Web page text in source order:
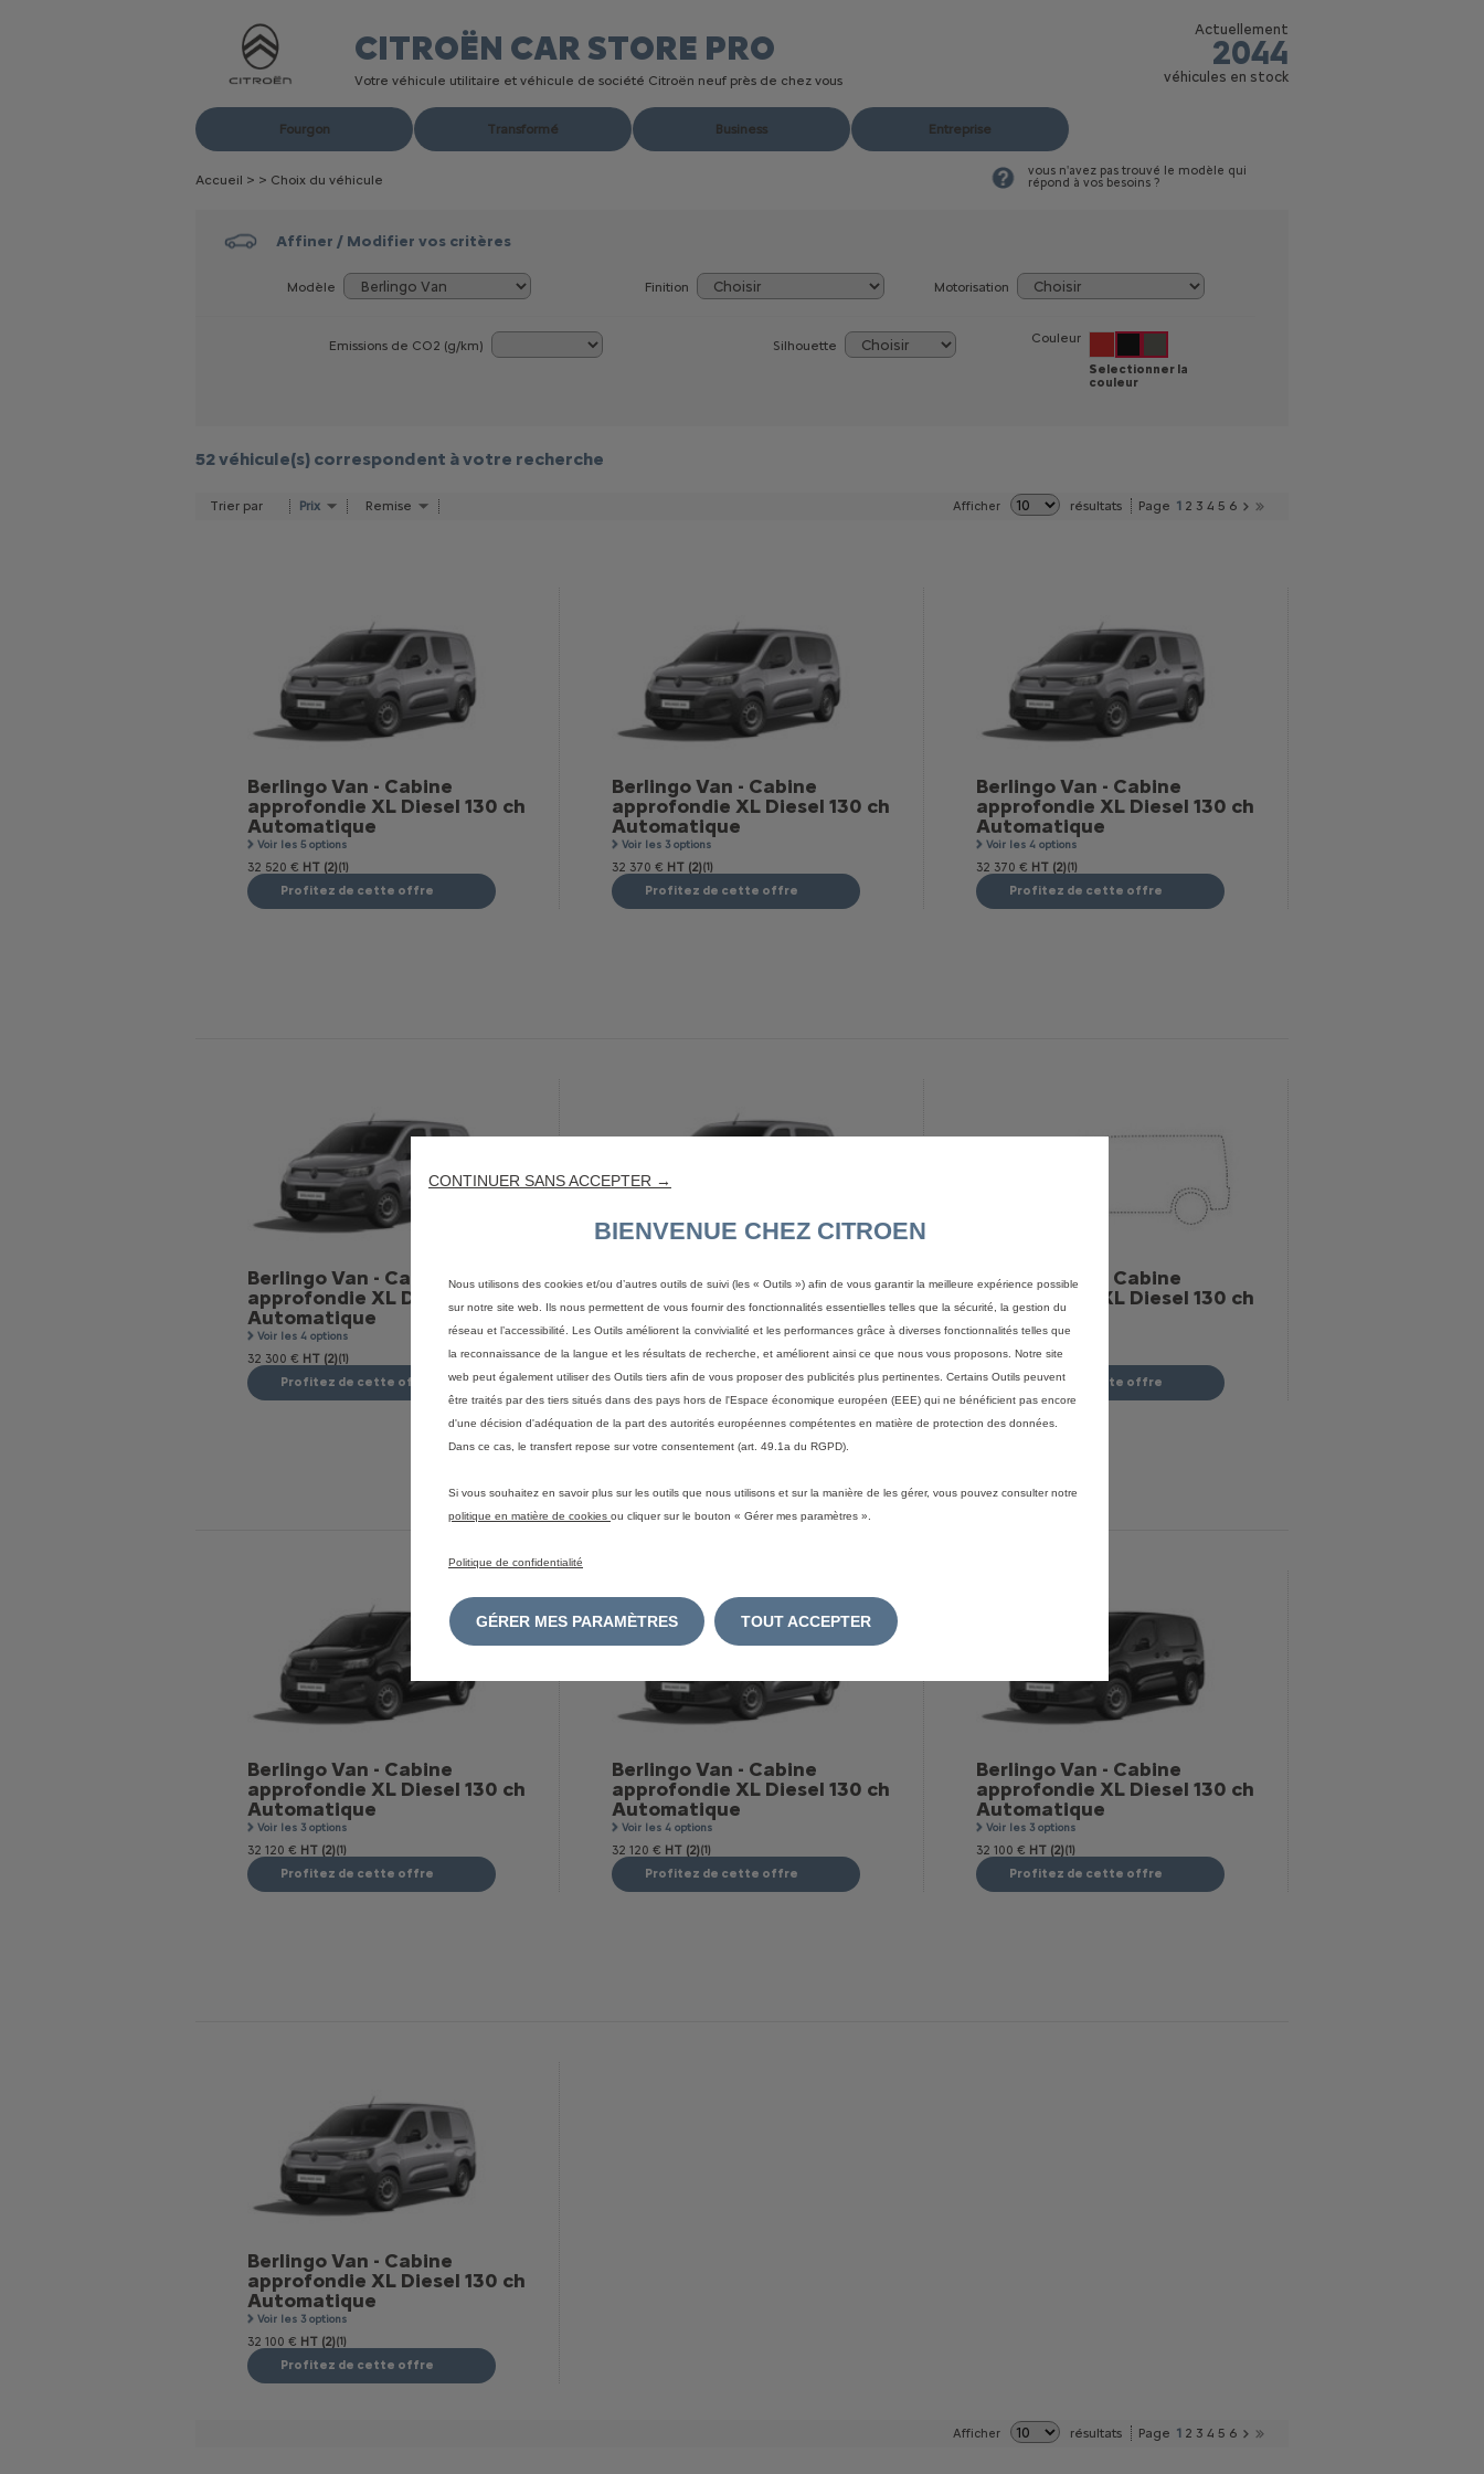
CITROËN CAR STORE PRO
Votre véhicule utilitaire et véhicule de société Citroën neuf près de chez vous
Actuellement
2044
véhicules en stock
Fourgon Transformé Business Entreprise
Accueil > > Choix du véhicule
vous n'avez pas trouvé le modèle qui
répond à vos besoins ?
Affiner / Modifier vos critères
Modèle Finition Motorisation
Emissions de CO2 (g/km) Silhouette Couleur
Selectionner la
couleur
52 véhicule(s) correspondent à votre recherche
Trier par Prix Remise Afficher résultats Page 1 2 3 4 5 6
Berlingo Van - Cabine
approfondie XL Diesel 130 ch
Automatique
Voir les 5 options
32 520 € HT (2)(1)
Profitez de cette offre
Berlingo Van - Cabine
approfondie XL Diesel 130 ch
Automatique
Voir les 3 options
32 370 € HT (2)(1)
Profitez de cette offre
Berlingo Van - Cabine
approfondie XL Diesel 130 ch
Automatique
Voir les 4 options
32 370 € HT (2)(1)
Profitez de cette offre
Berlingo Van - Cabine
approfondie XL Diesel 130 ch
Automatique
Voir les 4 options
32 300 € HT (2)(1)
Profitez de cette offre
Berlingo Van - Cabine
approfondie XL Diesel 130 ch
Automatique
Voir les 5 options
32 220 €HT (2) (1)
Profitez de cette offre
Berlingo Van - Cabine
approfondie XL Diesel 130 ch
Automatique
Voir les 3 options
32 150 €HT (2)
Profitez de cette offre
Berlingo Van - Cabine
approfondie XL Diesel 130 ch
Automatique
Voir les 3 options
32 120 € HT (2)(1)
Profitez de cette offre
Berlingo Van - Cabine
approfondie XL Diesel 130 ch
Automatique
Voir les 4 options
32 120 € HT (2)(1)
Profitez de cette offre
Berlingo Van - Cabine
approfondie XL Diesel 130 ch
Automatique
Voir les 3 options
32 100 € HT (2)(1)
Profitez de cette offre
Berlingo Van - Cabine
approfondie XL Diesel 130 ch
Automatique
Voir les 3 options
32 100 € HT (2)(1)
Profitez de cette offre
Afficher résultats Page 1 2 3 4 5 6
CONTINUER SANS ACCEPTER →
BIENVENUE CHEZ CITROEN
Nous utilisons des cookies et/ou d’autres outils de suivi (les « Outils ») afin de vous garantir la meilleure expérience possible
sur notre site web. Ils nous permettent de vous fournir des fonctionnalités essentielles telles que la sécurité, la gestion du
réseau et l’accessibilité. Les Outils améliorent la convivialité et les performances grâce à diverses fonctionnalités telles que
la reconnaissance de la langue et les résultats de recherche, et améliorent ainsi ce que nous vous proposons. Notre site
web peut également utiliser des Outils tiers afin de vous proposer des publicités plus pertinentes. Certains Outils peuvent
être traités par des tiers situés dans des pays hors de l'Espace économique européen (EEE) qui ne bénéficient pas encore
d'une décision d'adéquation de la part des autorités européennes compétentes en matière de protection des données.
Dans ce cas, le transfert repose sur votre consentement (art. 49.1a du RGPD).
Si vous souhaitez en savoir plus sur les outils que nous utilisons et sur la manière de les gérer, vous pouvez consulter notre
politique en matière de cookies ou cliquer sur le bouton « Gérer mes paramètres ».
Politique de confidentialité
GÉRER MES PARAMÈTRES TOUT ACCEPTER